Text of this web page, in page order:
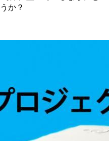
か？